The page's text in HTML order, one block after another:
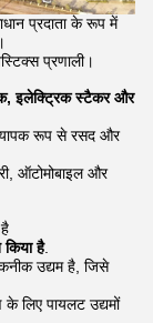
प्रदाता के रूप में
प्रणाली।
इलेक्ट्रिक स्टैकर और
रूप से रसद और
ऑटोमोबाइल और
है.
उद्यम है, जिसे
लिए पायलट उद्यमों